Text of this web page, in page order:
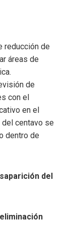
reducción de
áreas de
de
con el
en el
centavo se
dentro de
del